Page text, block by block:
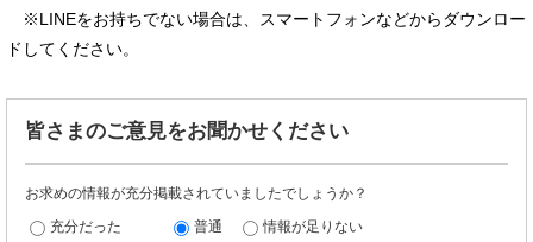
※LINEをお持ちでない場合は、スマートフォンなどからダウンロー
ドしてください。
皆さまのご意見をお聞かせください
お求めの情報が充分掲載されていましたでしょうか？
充分だった 普通
情報が足りない